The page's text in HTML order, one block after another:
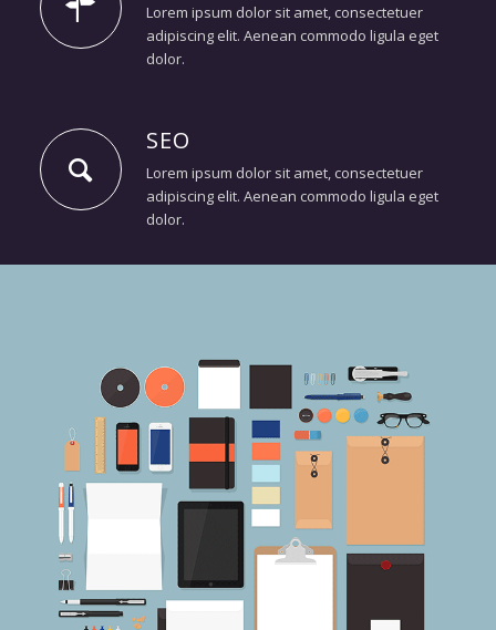
Lorem ipsum dolor sit amet, consectetuer
adipiscing elit. Aenean commodo ligula eget
dolor.
SEO
Lorem ipsum dolor sit amet, consectetuer
adipiscing elit. Aenean commodo ligula eget
dolor.